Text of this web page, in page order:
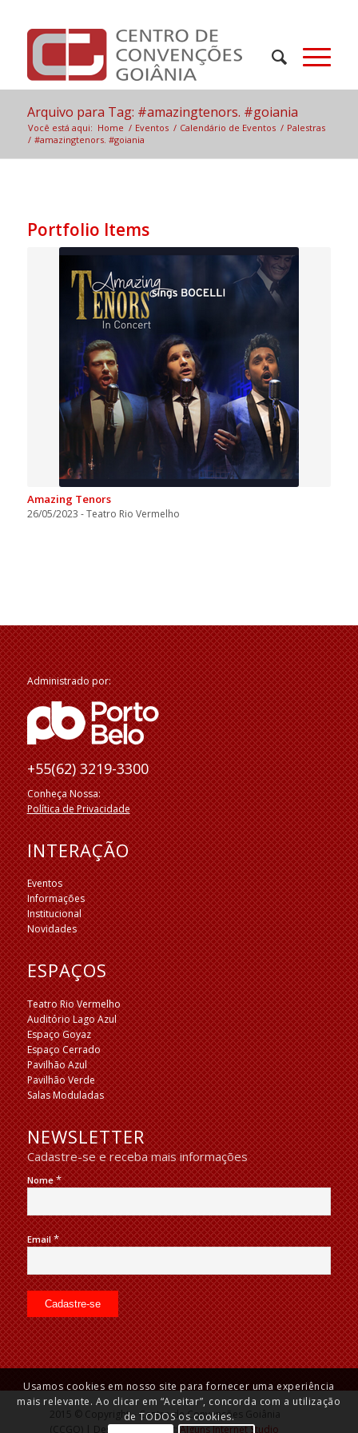
Arquivo para Tag: #amazingtenors. #goiania
Você está aqui: Home / Eventos / Calendário de Eventos / Palestras
/ #amazingtenors. #goiania
Portfolio Items
Amazing Tenors
26/05/2023 - Teatro Rio Vermelho
Administrado por:
+55(62) 3219-3300
Conheça Nossa:
Política de Privacidade
INTERAÇÃO
Eventos
Informações
Institucional
Novidades
ESPAÇOS
Teatro Rio Vermelho
Auditório Lago Azul
Espaço Goyaz
Espaço Cerrado
Pavilhão Azul
Pavilhão Verde
Salas Moduladas
NEWSLETTER
Cadastre-se e receba mais informações
Nome*
Email*
2015 © Copyright – Centro de Convenções Goiânia
(CCGO) | Desenvolvido por:Alguns Internet Studio
Usamos cookies em nosso site para fornecer uma experiência
mais relevante. Ao clicar em “Aceitar”, concorda com a utilização
de TODOS os cookies.